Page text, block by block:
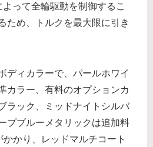
って全輪駆動を制御するこ
ため、トルクを最大限に引き
ディカラーで、パールホワイ
カラー、有料のオプションカ
ラック、ミッドナイトシルバ
プブルーメタリックは追加料
かり、レッドマルチコート